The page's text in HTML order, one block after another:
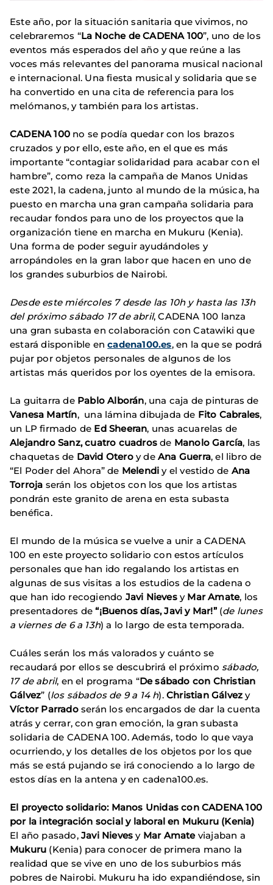
Este año, por la situación sanitaria que vivimos, no
celebraremos “La Noche de CADENA 100”, uno de los
eventos más esperados del año y que reúne a las
voces más relevantes del panorama musical nacional
e internacional. Una fiesta musical y solidaria que se
ha convertido en una cita de referencia para los
melómanos, y también para los artistas.
CADENA 100 no se podía quedar con los brazos
cruzados y por ello, este año, en el que es más
importante “contagiar solidaridad para acabar con el
hambre”, como reza la campaña de Manos Unidas
este 2021, la cadena, junto al mundo de la música, ha
puesto en marcha una gran campaña solidaria para
recaudar fondos para uno de los proyectos que la
organización tiene en marcha en Mukuru (Kenia).
Una forma de poder seguir ayudándoles y
arropándoles en la gran labor que hacen en uno de
los grandes suburbios de Nairobi.
Desde este miércoles 7 desde las 10h y hasta las 13h
del próximo sábado 17 de abril, CADENA 100 lanza
una gran subasta en colaboración con Catawiki que
estará disponible encadena100.es, en la que se podrá
pujar por objetos personales de algunos de los
artistas más queridos por los oyentes de la emisora.
La guitarra de Pablo Alborán, una caja de pinturas de
Vanesa Martín, una lámina dibujada de Fito Cabrales,
un LP firmado de Ed Sheeran, unas acuarelas de
Alejandro Sanz, cuatro cuadros de Manolo García, las
chaquetas de David Oteroy deAna Guerra, el libro de
“El Poder del Ahora” de Melendi y el vestido de Ana
Torroja serán los objetos con los que los artistas
pondrán este granito de arena en esta subasta
benéfica.
El mundo de la música se vuelve a unir a CADENA
100 en este proyecto solidario con estos artículos
personales que han ido regalando los artistas en
algunas de sus visitas a los estudios de la cadena o
que han ido recogiendo Javi Nievesy Mar Amate, los
presentadores de“¡Buenos días, Javi y Mar!”(de lunes
a viernes de 6 a 13h) a lo largo de esta temporada.
Cuáles serán los más valorados y cuánto se
recaudará por ellos se descubrirá el próximosábado,
17 de abril, en el programa “De sábado con Christian
Gálvez” (los sábados de 9 a 14 h).Christian Gálvez y
Víctor Parradoserán los encargados de dar la cuenta
atrás y cerrar, con gran emoción, la gran subasta
solidaria de CADENA 100. Además, todo lo que vaya
ocurriendo, y los detalles de los objetos por los que
más se está pujando se irá conociendo a lo largo de
estos días en la antena y en cadena100.es.
El proyecto solidario: Manos Unidas con CADENA 100
por la integración social y laboral en Mukuru (Kenia)
El año pasado, Javi Nieves y Mar Amateviajaban a
Mukuru (Kenia) para conocer de primera mano la
realidad que se vive en uno de los suburbios más
pobres de Nairobi. Mukuru ha ido expandiéndose, sin